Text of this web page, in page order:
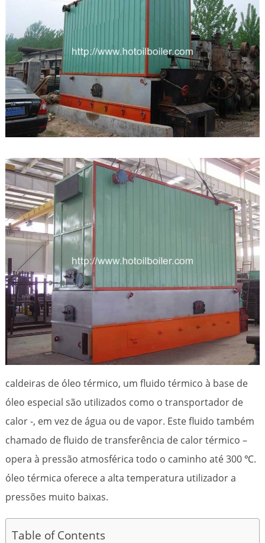
caldeiras de óleo térmico, um fluido térmico à base de
óleo especial são utilizados como o transportador de
calor -, em vez de água ou de vapor. Este fluido também
chamado de fluido de transferência de calor térmico –
opera à pressão atmosférica todo o caminho até 300 ℃.
óleo térmica oferece a alta temperatura utilizador a
pressões muito baixas.
Table of Contents